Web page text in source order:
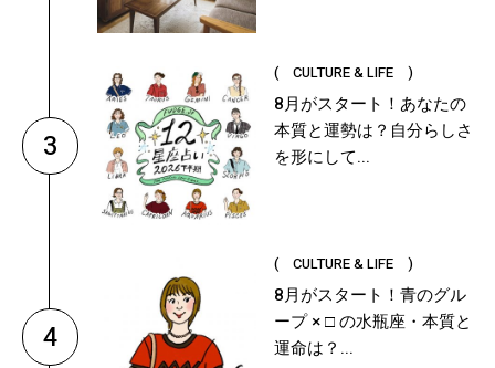
3
( CULTURE & LIFE )
8月がスタート！あなたの
本質と運勢は？自分らしさ
を形にして...
4
( CULTURE & LIFE )
8月がスタート！青のグル
ープ × □ の水瓶座・本質と
運命は？...